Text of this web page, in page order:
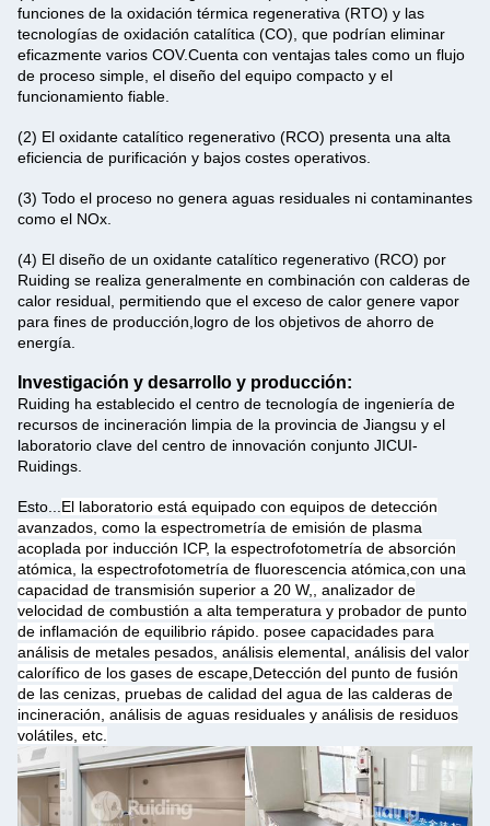
funciones de la oxidación térmica regenerativa (RTO) y las
tecnologías de oxidación catalítica (CO), que podrían eliminar
eficazmente varios COV.Cuenta con ventajas tales como un flujo
de proceso simple, el diseño del equipo compacto y el
funcionamiento fiable.
(2) El oxidante catalítico regenerativo (RCO) presenta una alta
eficiencia de purificación y bajos costes operativos.
(3) Todo el proceso no genera aguas residuales ni contaminantes
como el NOx.
(4) El diseño de un oxidante catalítico regenerativo (RCO) por
Ruiding se realiza generalmente en combinación con calderas de
calor residual, permitiendo que el exceso de calor genere vapor
para fines de producción,logro de los objetivos de ahorro de
energía.
Investigación y desarrollo y producción:
Ruiding ha establecido el centro de tecnología de ingeniería de
recursos de incineración limpia de la provincia de Jiangsu y el
laboratorio clave del centro de innovación conjunto JICUI-
Ruidings.
Esto... El laboratorio está equipado con equipos de detección
avanzados, como la espectrometría de emisión de plasma
acoplada por inducción ICP, la espectrofotometría de absorción
atómica, la espectrofotometría de fluorescencia atómica,con una
capacidad de transmisión superior a 20 W,, analizador de
velocidad de combustión a alta temperatura y probador de punto
de inflamación de equilibrio rápido. posee capacidades para
análisis de metales pesados, análisis elemental, análisis del valor
calorífico de los gases de escape,Detección del punto de fusión
de las cenizas, pruebas de calidad del agua de las calderas de
incineración, análisis de aguas residuales y análisis de residuos
volátiles, etc.